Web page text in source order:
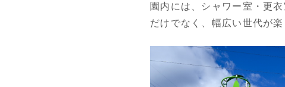
園内には、シャワー室・更
だけでなく、幅広い世代が楽